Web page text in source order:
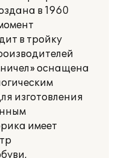
в 1960
в тройку
оснащена
изготовления
имеет